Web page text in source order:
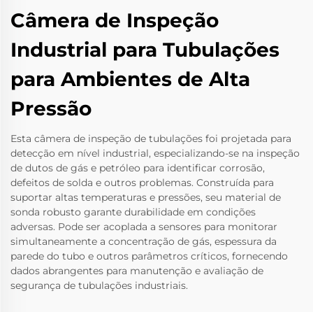
Câmera de Inspeção
Industrial para Tubulações
para Ambientes de Alta
Pressão
Esta câmera de inspeção de tubulações foi projetada para
detecção em nível industrial, especializando-se na inspeção
de dutos de gás e petróleo para identificar corrosão,
defeitos de solda e outros problemas. Construída para
suportar altas temperaturas e pressões, seu material de
sonda robusto garante durabilidade em condições
adversas. Pode ser acoplada a sensores para monitorar
simultaneamente a concentração de gás, espessura da
parede do tubo e outros parâmetros críticos, fornecendo
dados abrangentes para manutenção e avaliação de
segurança de tubulações industriais.